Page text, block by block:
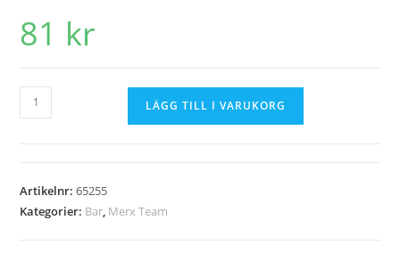
81 kr
LÄGG TILL I VARUKORG
Artikelnr:65255
Kategorier: Bar, Merx Team